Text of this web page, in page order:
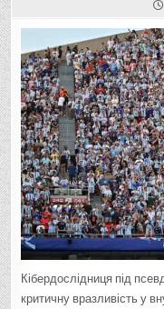
Кібердослідниця під
критичну вразливість у